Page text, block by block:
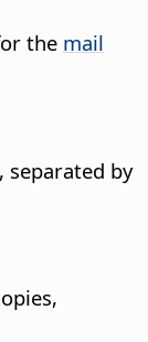
the mail
separated by